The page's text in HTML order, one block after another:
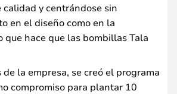
y centrándose sin
en el diseño como en la
que hace que las bombillas Tala
de la empresa, se creó el programa
compromiso para plantar 10